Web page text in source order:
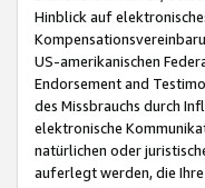
Hinblick auf
US-amerikanischen
Endorsement and
des Missbrauchs durch
elektronische
natürlichen oder
auferlegt werden, die